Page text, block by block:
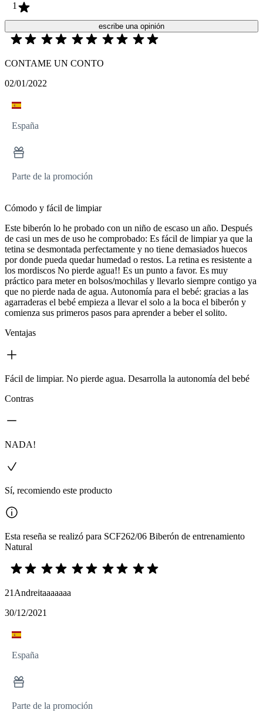
1
escribe una opinión
CONTAME UN CONTO
02/01/2022
España
Parte de la promoción
Cómodo y fácil de limpiar
Este biberón lo he probado con un niño de escaso un año. Después
de casi un mes de uso he comprobado: Es fácil de limpiar ya que la
tetina se desmontada perfectamente y no tiene demasiados huecos
por donde pueda quedar humedad o restos. La retina es resistente a
los mordiscos No pierde agua!! Es un punto a favor. Es muy
práctico para meter en bolsos/mochilas y llevarlo siempre contigo ya
que no pierde nada de agua. Autonomía para el bebé: gracias a las
agarraderas el bebé empieza a llevar el solo a la boca el biberón y
comienza sus primeros pasos para aprender a beber el solito.
Ventajas
Fácil de limpiar. No pierde agua. Desarrolla la autonomía del bebé
Contras
NADA!
Sí, recomiendo este producto
Esta reseña se realizó para SCF262/06 Biberón de entrenamiento
Natural
21Andreitaaaaaaa
30/12/2021
España
Parte de la promoción